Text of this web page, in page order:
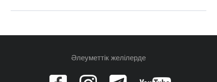
Әлеуметтік желілерде